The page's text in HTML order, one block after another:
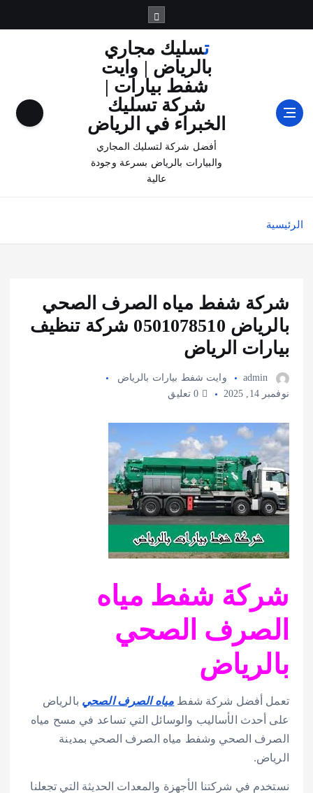
تسليك مجاري
بالرياض | وايت
شفط بيارات |
شركة تسليك
الخبراء في الرياض
أفضل شركة لتسليك المجاري
والبيارات بالرياض بسرعة وجودة
عالية
الرئيسية
شركة شفط مياه الصرف الصحي
بالرياض 0501078510 شركة تنظيف
بيارات الرياض
admin
وايت شفط بيارات بالرياض
نوفمبر 14, 2025
شركة شفط مياه
الصرف الصحي
بالرياض
تعمل أفضل شركة شفط مياه الصرف الصحي بالرياض
على أحدث الأساليب والوسائل التي تساعد في مسح مياه
الصرف الصحي وشفط مياه الصرف الصحي بمدينة
الرياض.
نستخدم في شركتنا الأجهزة والمعدات الحديثة التي تجعلنا